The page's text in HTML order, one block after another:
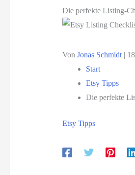
Die perfekte Listing-
Von Jonas Schmidt
Start
Etsy Tipps
Die perfekte
Etsy Tipps